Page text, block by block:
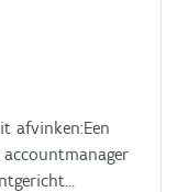
afvinken:Een